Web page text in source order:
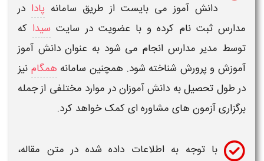
دانش آموز می بایست از طریق سامانهپادا در
مدارس ثبت نام کرده و با عضویت در سایتسیداکه
توسط مدیر مدارس انجام می شود به عنوان دانش آموز
آموزش و پرورش شناخته شود. همچنین سامانههمگامنیز
در طول تحصیل به دانش آموزان در موارد مختلفی از جمله
برگزاری آزمون های مشاوره ای کمک خواهد کرد.
با توجه به اطلاعات داده شده در متن مقاله،